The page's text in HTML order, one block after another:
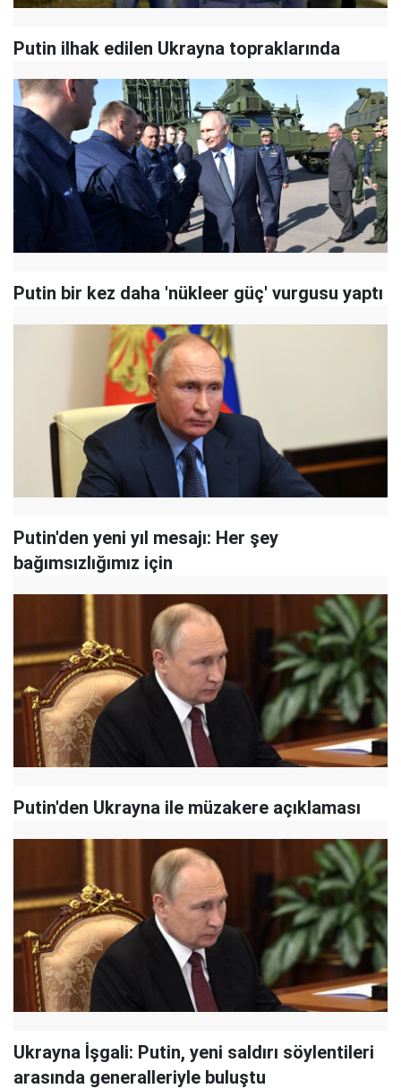
Putin ilhak edilen Ukrayna topraklarında
Putin bir kez daha 'nükleer güç' vurgusu yaptı
Putin'den yeni yıl mesajı: Her şey
bağımsızlığımız için
Putin'den Ukrayna ile müzakere açıklaması
Ukrayna İşgali: Putin, yeni saldırı söylentileri
arasında generalleriyle buluştu